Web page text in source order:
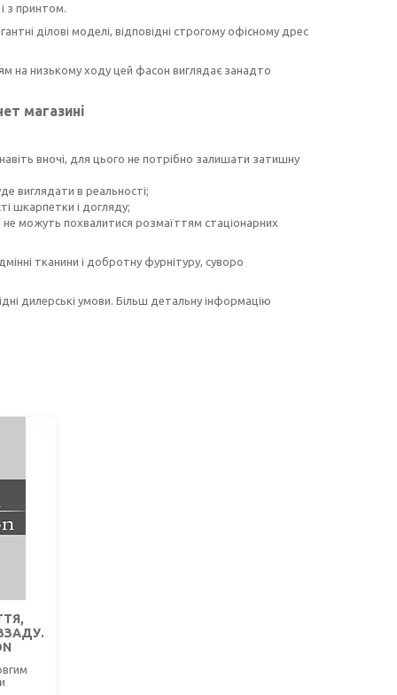
з принтом.
ділові моделі, відповідні строгому офісному дрес
на низькому ходу цей фасон виглядає занадто
магазині
вночі, для цього не потрібно залишати затишну
виглядати в реальності;
шкарпетки і догляду;
не можуть похвалитися розмаїттям стаціонарних
тканини і добротну фурнітуру, суворо
дилерські умови. Більш детальну інформацію